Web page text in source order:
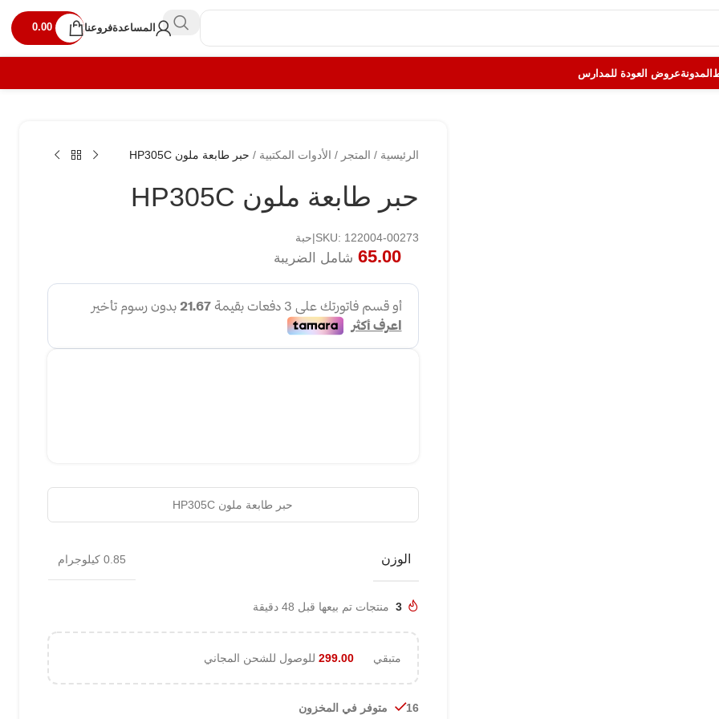
المساعدةفروعنا 0.00
المدونةعروض العودة للمدارس
الرئيسية / المتجر / الأدوات المكتبية / حبر طابعة ملون HP305C
حبر طابعة ملون HP305C
SKU: 122004-00273|حبة
65.00 شامل الضريبة
حبر طابعة ملون HP305C
الوزن 0.85 كيلوجرام
3 منتجات تم بيعها قبل 48 دقيقة
متبقي 299.00 للوصول للشحن المجاني
16 متوفر في المخزون